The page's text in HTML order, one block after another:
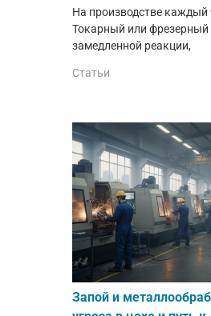
На производстве каждый
Токарный или фрезерный
замедленной реакции,
Статьи
Запой и